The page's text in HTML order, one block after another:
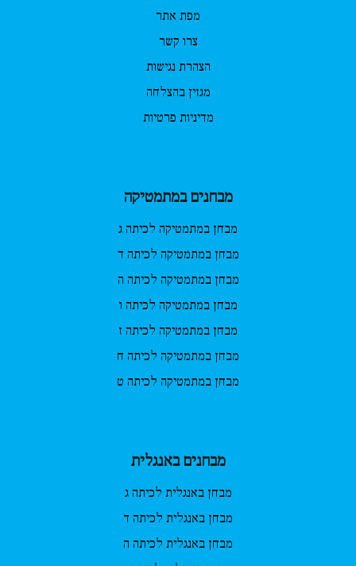
מפת אתר
צרו קשר
הצהרת נגישות
מגזין בהצלחה
מדיניות פרטיות
מבחנים במתמטיקה
מבחן במתמטיקה לכיתה ג
מבחן במתמטיקה לכיתה ד
מבחן במתמטיקה לכיתה ה
מבחן במתמטיקה לכיתה ו
מבחן במתמטיקה לכיתה ז
מבחן במתמטיקה לכיתה ח
מבחן במתמטיקה לכיתה ט
מבחנים באנגלית
מבחן באנגלית לכיתה ג
מבחן באנגלית לכיתה ד
מבחן באנגלית לכיתה ה